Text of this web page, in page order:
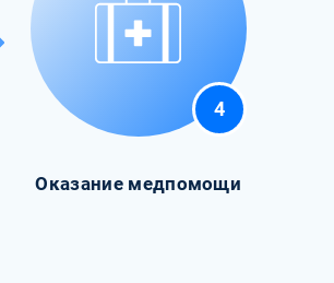
4
Оказание медпомощи